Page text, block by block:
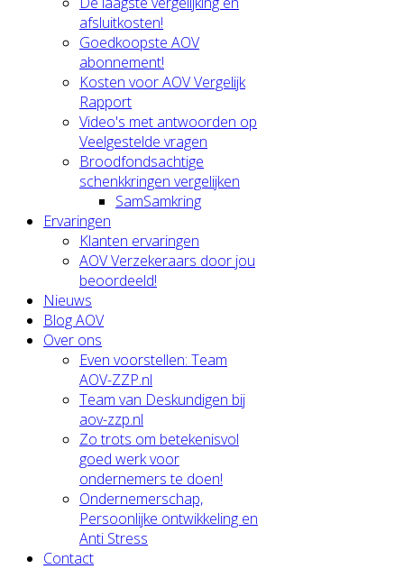
afsluitkosten!
Goedkoopste AOV
abonnement!
Kosten voor AOV Vergelijk
Rapport
Video's met antwoorden op
Veelgestelde vragen
Broodfondsachtige
schenkkringen vergelijken
SamSamkring
Ervaringen
Klanten ervaringen
AOV Verzekeraars door jou
beoordeeld!
Nieuws
Blog AOV
Over ons
Even voorstellen: Team
AOV-ZZP.nl
Team van Deskundigen bij
aov-zzp.nl
Zo trots om betekenisvol
goed werk voor
ondernemers te doen!
Ondernemerschap,
Persoonlijke ontwikkeling en
Anti Stress
Contact